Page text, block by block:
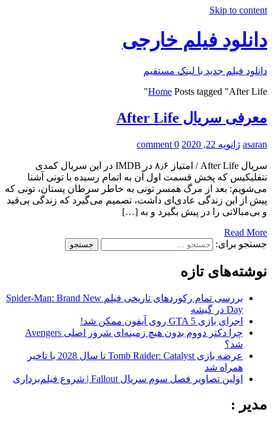
Skip to content
دانلود فیلم خارجی
دانلود فیلم جدید با لینک مستقیم
Home Posts tagged "After Life"
معرفی سریال After Life
asaran ژانویه 22, 2020 0 comment
سریال After Life / امتیاز ۸٫۶ در IMDB در این سریال کمدی
نتفلیکیس که پخش قسمت اول آن به اتمام رسیده با تونی آشنا
می‌شویم: بعد از مرگ همسر تونی به خاطر سرطان پستان، تونی که
پیش از این زندگی عادی‌ای داشت، تصمیم می‌گیرد که زندگی بی‌قید
و بی‌مبالاتی را در پیش بگیرد و به […]
Read More
جستجو برای:
نوشته‌های تازه
بررسی تمام رکوردهای تاریخی فیلم Spider-Man: Brand New
Day در گیشه
اجرای بازی GTA 5 روی آیفون ممکن شد!
چرا دکتر دووم بدون هیچ زمینه‌ای شرور اصلی Avengers
شد؟
عرضه بازی Tomb Raider: Catalyst تا سال 2028 با تاخیر
همراه شد
اولین تصاویر فصل سوم سریال Fallout | شروع فیلم‌برداری
مدیر :